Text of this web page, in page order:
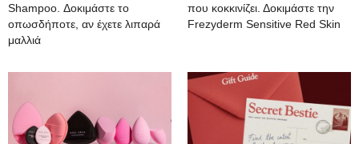
Shampoo. Δοκιμάστε το
οπωσδήποτε, αν έχετε λιπαρά
μαλλιά
που κοκκινίζει. Δοκιμάστε την
Frezyderm Sensitive Red Skin